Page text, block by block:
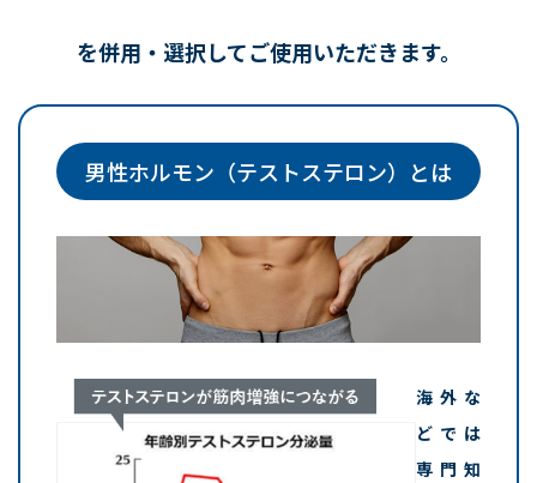
を併用・選択してご使用いただきます。
男性ホルモン（テストステロン）とは
海外な
どでは
専門知